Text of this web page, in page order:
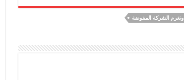
وتغرم الشركة المفوضة